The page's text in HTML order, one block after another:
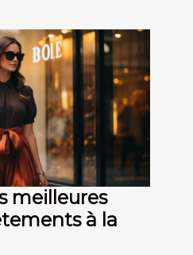
meilleures
à la